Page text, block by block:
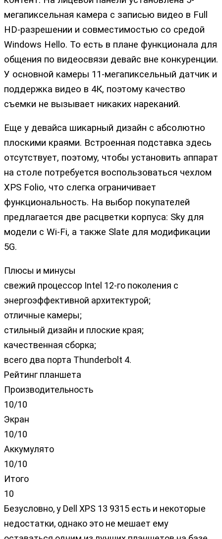
мегапиксельная камера с записью видео в Full
HD-разрешении и совместимостью со средой
Windows Hello. То есть в плане функционала для
общения по видеосвязи девайс вне конкуренции.
У основной камеры 11-мегапиксельный датчик и
поддержка видео в 4К, поэтому качество
съемки не вызывает никаких нареканий.
Еще у девайса шикарный дизайн с абсолютно
плоскими краями. Встроенная подставка здесь
отсутствует, поэтому, чтобы установить аппарат
на столе потребуется воспользоваться чехлом
XPS Folio, что слегка ограничивает
функциональность. На выбор покупателей
предлагается две расцветки корпуса: Sky для
модели с Wi-Fi, а также Slate для модификации
5G.
Плюсы и минусы
свежий процессор Intel 12-го поколения с
энергоэффективной архитектурой;
отличные камеры;
стильный дизайн и плоские края;
качественная сборка;
всего два порта Thunderbolt 4.
Рейтинг планшета
Производительность
10/10
Экран
10/10
Аккумулято
10/10
Итого
10
Безусловно, у Dell XPS 13 9315 есть и некоторые
недостатки, однако это не мешает ему